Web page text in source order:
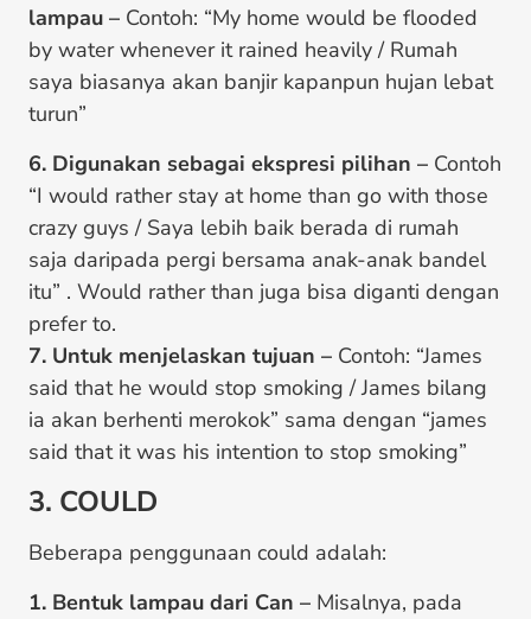
lampau – Contoh: “My home would be flooded
by water whenever it rained heavily / Rumah
saya biasanya akan banjir kapanpun hujan lebat
turun”
6. Digunakan sebagai ekspresi pilihan – Contoh
“I would rather stay at home than go with those
crazy guys / Saya lebih baik berada di rumah
saja daripada pergi bersama anak-anak bandel
itu” . Would rather than juga bisa diganti dengan
prefer to.
7. Untuk menjelaskan tujuan – Contoh: “James
said that he would stop smoking / James bilang
ia akan berhenti merokok” sama dengan “james
said that it was his intention to stop smoking”
3. COULD
Beberapa penggunaan could adalah:
1. Bentuk lampau dari Can – Misalnya, pada